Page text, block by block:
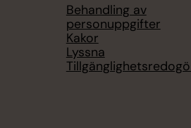
Behandling av
personuppgifter
Kakor
Lyssna